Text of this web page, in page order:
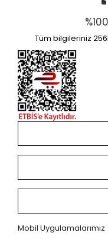
Tüm bilgileriniz
Mobil Uygulamalarımız